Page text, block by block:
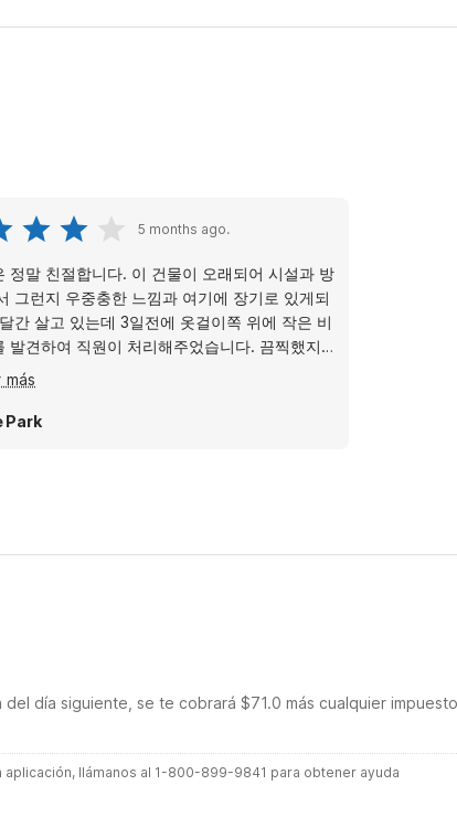
5 months ago.
정말 친절합니다. 이 건물이 오래되어 시설과 방
그런지 우중충한 느낌과 여기에 장기로 있게되
간 살고 있는데 3일전에 옷걸이쪽 위에 작은 비
발견하여 직원이 처리해주었습니다. 끔찍했지
물기로하고 지내는데 어제 다시 부엌에서 또 발
무 끔찍했습니다. 싱크대 배수구의 벽면이 약간
걸 보아 거기서 나온것 같았는데 위생관리에 대
más
Park
día siguiente, se te cobrará $71.0 más cualquier
llámanos al 1-800-899-9841 para obtener ayuda